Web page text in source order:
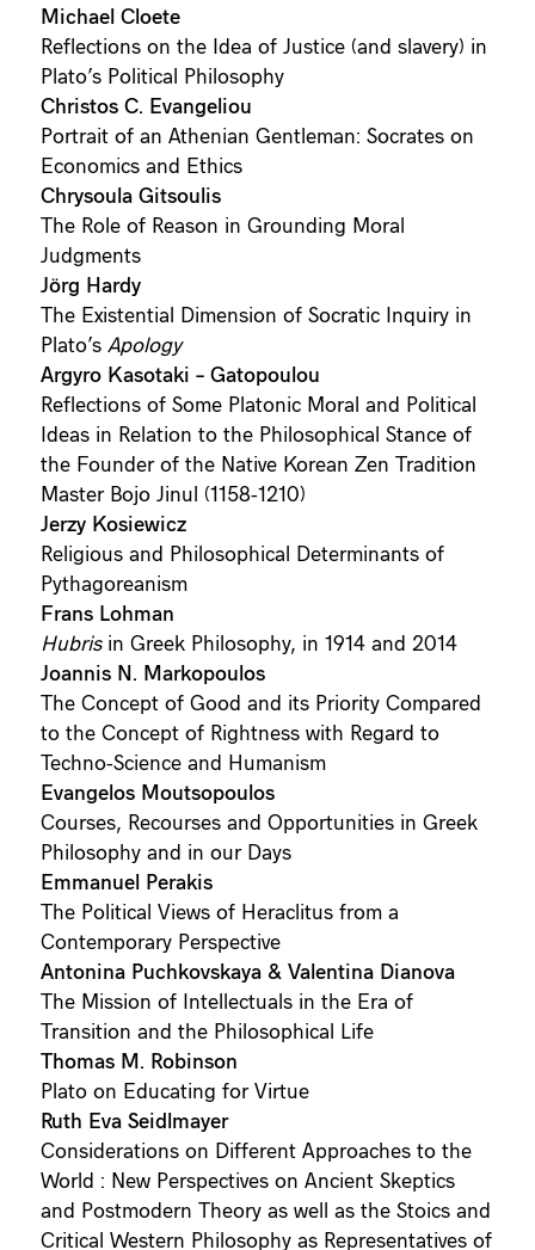
Michael Cloete
Reflections on the Idea of Justice (and slavery) in
Plato’s Political Philosophy
Christos C. Evangeliou
Portrait of an Athenian Gentleman: Socrates on
Economics and Ethics
Chrysoula Gitsoulis
The Role of Reason in Grounding Moral
Judgments
Jörg Hardy
The Existential Dimension of Socratic Inquiry in
Plato’s Apology
Argyro Kasotaki – Gatopoulou
Reflections of Some Platonic Moral and Political
Ideas in Relation to the Philosophical Stance of
the Founder of the Native Korean Zen Tradition
Master Bojo Jinul (1158-1210)
Jerzy Kosiewicz
Religious and Philosophical Determinants of
Pythagoreanism
Frans Lohman
Hubrisin Greek Philosophy, in 1914 and 2014
Joannis N. Markopoulos
The Concept of Good and its Priority Compared
to the Concept of Rightness with Regard to
Techno-Science and Humanism
Evangelos Moutsopoulos
Courses, Recourses and Opportunities in Greek
Philosophy and in our Days
Emmanuel Perakis
The Political Views of Heraclitus from a
Contemporary Perspective
Antonina Puchkovskaya & Valentina Dianova
The Mission of Intellectuals in the Era of
Transition and the Philosophical Life
Thomas M. Robinson
Plato on Educating for Virtue
Ruth Eva Seidlmayer
Considerations on Different Approaches to the
World : New Perspectives on Ancient Skeptics
and Postmodern Theory as well as the Stoics and
Critical Western Philosophy as Representatives of